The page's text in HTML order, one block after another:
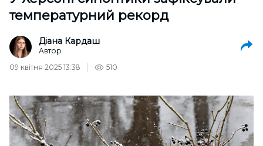
температурний рекорд
Діана Кардаш
Автор
09 квітня 2025 13:38
510